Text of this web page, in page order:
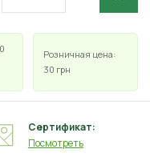
Розничная цена:
30 грн
Сертификат:
Посмотреть